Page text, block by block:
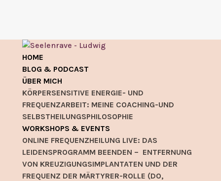
HOME
BLOG & PODCAST
ÜBER MICH
KÖRPERSENSITIVE ENERGIE- UND
FREQUENZARBEIT: MEINE COACHING-UND
SELBSTHEILUNGSPHILOSOPHIE
WORKSHOPS & EVENTS
ONLINE FREQUENZHEILUNG LIVE: DAS
LEIDENSPROGRAMM BEENDEN – ENTFERNUNG
VON KREUZIGUNGSIMPLANTATEN UND DER
FREQUENZ DER MÄRTYRER-ROLLE (DO,